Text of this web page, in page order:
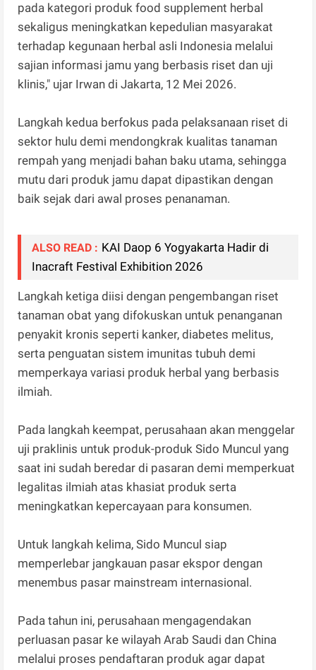
pada kategori produk food supplement herbal
sekaligus meningkatkan kepedulian masyarakat
terhadap kegunaan herbal asli Indonesia melalui
sajian informasi jamu yang berbasis riset dan uji
klinis," ujar Irwan di Jakarta, 12 Mei 2026.
Langkah kedua berfokus pada pelaksanaan riset di
sektor hulu demi mendongkrak kualitas tanaman
rempah yang menjadi bahan baku utama, sehingga
mutu dari produk jamu dapat dipastikan dengan
baik sejak dari awal proses penanaman.
ALSO READ : KAI Daop 6 Yogyakarta Hadir di
Inacraft Festival Exhibition 2026
Langkah ketiga diisi dengan pengembangan riset
tanaman obat yang difokuskan untuk penanganan
penyakit kronis seperti kanker, diabetes melitus,
serta penguatan sistem imunitas tubuh demi
memperkaya variasi produk herbal yang berbasis
ilmiah.
Pada langkah keempat, perusahaan akan menggelar
uji praklinis untuk produk-produk Sido Muncul yang
saat ini sudah beredar di pasaran demi memperkuat
legalitas ilmiah atas khasiat produk serta
meningkatkan kepercayaan para konsumen.
Untuk langkah kelima, Sido Muncul siap
memperlebar jangkauan pasar ekspor dengan
menembus pasar mainstream internasional.
Pada tahun ini, perusahaan mengagendakan
perluasan pasar ke wilayah Arab Saudi dan China
melalui proses pendaftaran produk agar dapat